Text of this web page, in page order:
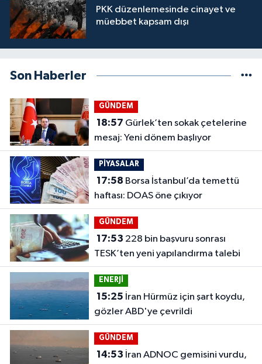
PKK düzenlemesinde cinayet ve
müebbet kapsam dışı
Son Haberler
GÜNDEM
18:57
mesaj: Yeni dönem başlıyor
PİYASALAR
17:58
haftası: DOAS öne çıkıyor
GÜNDEM
17:53
TESK’ten yeni yapılandırma talebi
ENERJİ
15:25
gözler ABD'ye çevrildi
GÜNDEM
14:53